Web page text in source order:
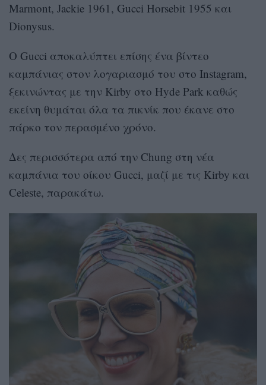
Marmont, Jackie 1961, Gucci Horsebit 1955 και
Dionysus.
Ο Gucci αποκαλύπτει επίσης ένα βίντεο
καμπάνιας στον λογαριασμό του στο Instagram,
ξεκινώντας με την Kirby στο Hyde Park καθώς
εκείνη θυμάται όλα τα πικνίκ που έκανε στο
πάρκο τον περασμένο χρόνο.
Δες περισσότερα από την Chung στη νέα
καμπάνια του οίκου Gucci, μαζί με τις Kirby και
Celeste, παρακάτω.